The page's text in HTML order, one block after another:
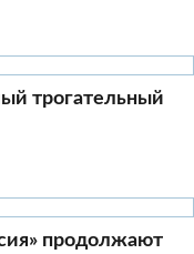
трогательный
продолжают